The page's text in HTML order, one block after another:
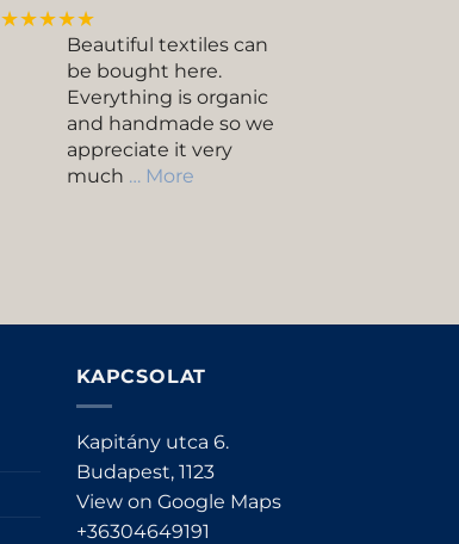
★★★★★
Beautiful textiles can
be bought here.
Everything is organic
and handmade so we
appreciate it very
much … More
KAPCSOLAT
Kapitány utca 6.
Budapest, 1123
View on Google Maps
+36304649191